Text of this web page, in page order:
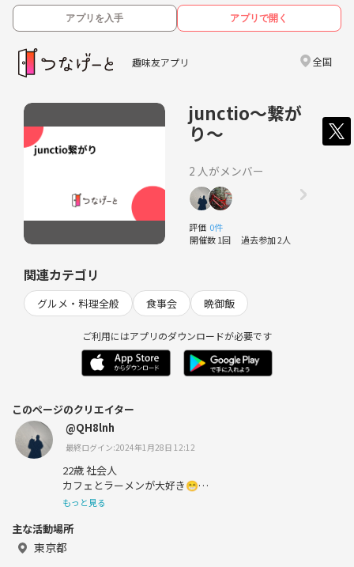
アプリを入手 アプリで開く
趣味友アプリ 全国
junctio〜繋が
り〜
2 人がメンバー
評価 0件
開催数 1回 過去参加 2人
関連カテゴリ
グルメ・料理全般 食事会 晩御飯
ご利用にはアプリのダウンロードが必要です
このページのクリエイター
@QH8lnh
最終ログイン:2024年1月28日 12:12
22歳 社会人
カフェとラーメンが大好き😁
もっと見る
主な活動場所
東京都